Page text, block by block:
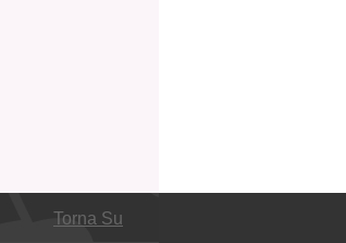
Torna Su